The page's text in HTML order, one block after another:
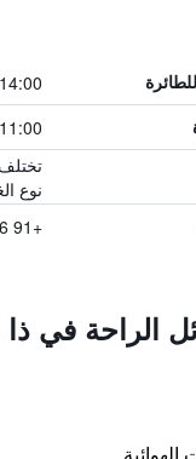
14:00
11:00
نوع
+91 766 662 2426
الراحة في